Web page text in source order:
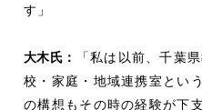
す」
大木氏：
「私は以前、千葉
校・家庭・地域連携室とい
の構想もその時の経験が下